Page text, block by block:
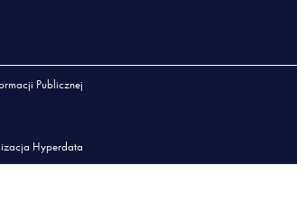
Publicznej
Hyperdata